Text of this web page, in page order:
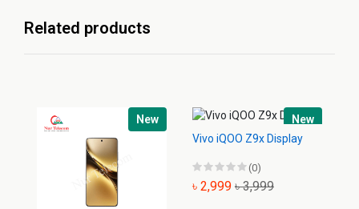
Related products
New
New
Vivo iQOO Z9x Display
(0)
৳ 2,999 ৳ 3,999